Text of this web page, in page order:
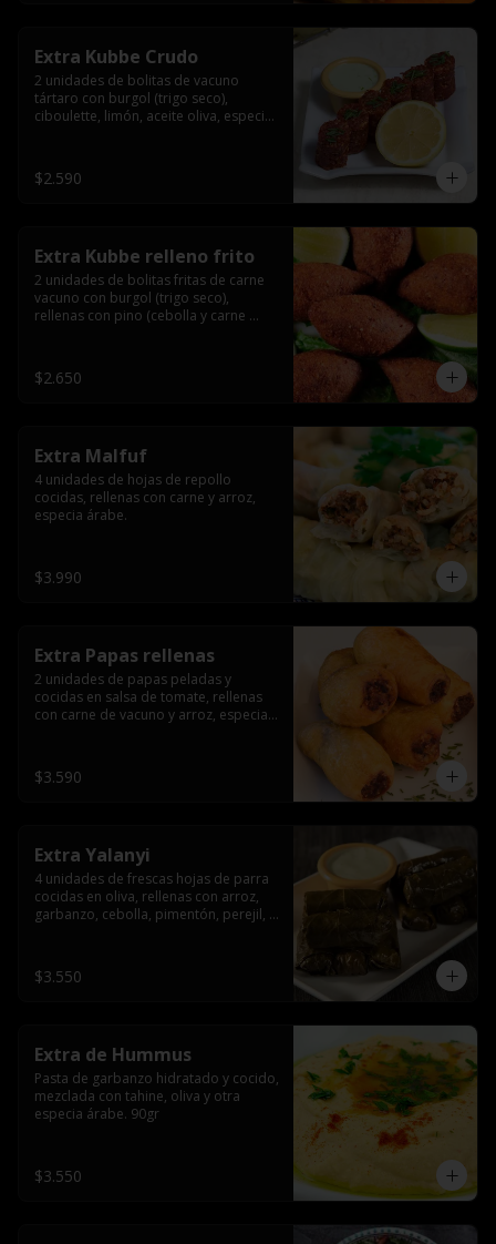
Extra Kubbe Crudo
2 unidades de bolitas de vacuno
tártaro con burgol (trigo seco),
ciboulette, limón, aceite oliva, especia
$2.590
Extra Kubbe relleno frito
2 unidades de bolitas fritas de carne
vacuno con burgol (trigo seco),
rellenas con pino (cebolla y carne
$2.650
Extra Malfuf
4 unidades de hojas de repollo
cocidas, rellenas con carne y arroz,
especia árabe.
$3.990
Extra Papas rellenas
2 unidades de papas peladas y
cocidas en salsa de tomate, rellenas
con carne de vacuno y arroz, especia
$3.590
Extra Yalanyi
4 unidades de frescas hojas de parra
cocidas en oliva, rellenas con arroz,
garbanzo, cebolla, pimentón, perejil,
$3.550
Extra de Hummus
Pasta de garbanzo hidratado y cocido,
mezclada con tahine, oliva y otra
especia árabe. 90gr
$3.550